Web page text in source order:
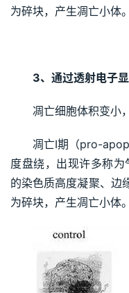
为碎块，产生凋亡小体。
3、通过透射电子
凋亡细胞体积变小
凋亡I期（pro-
度盘绕，出现许多称
的染色质高度凝聚、边
为碎块，产生凋亡小体。